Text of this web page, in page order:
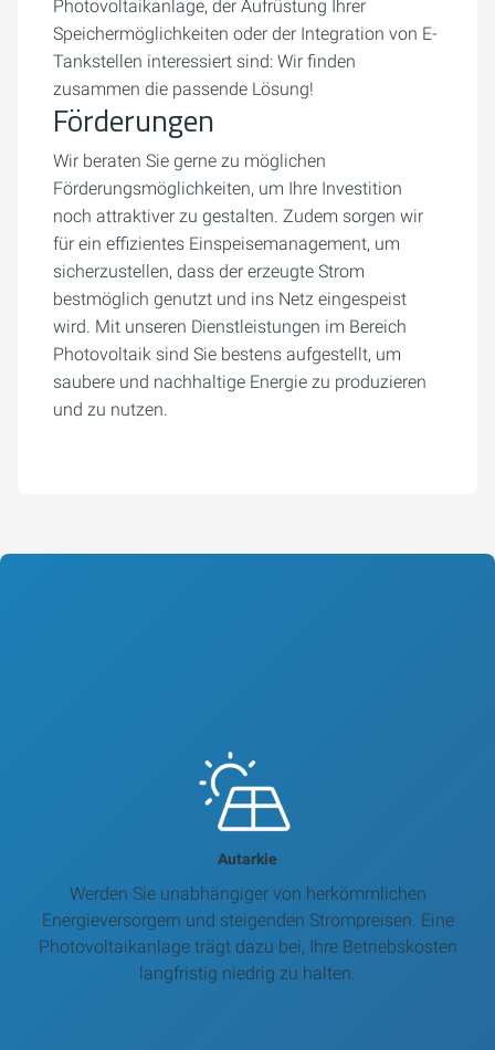
Photovoltaikanlage, der Aufrüstung Ihrer
Speichermöglichkeiten oder der Integration von E-
Tankstellen interessiert sind: Wir finden
zusammen die passende Lösung!
Förderungen
Wir beraten Sie gerne zu möglichen
Förderungsmöglichkeiten, um Ihre Investition
noch attraktiver zu gestalten. Zudem sorgen wir
für ein effizientes Einspeisemanagement, um
sicherzustellen, dass der erzeugte Strom
bestmöglich genutzt und ins Netz eingespeist
wird. Mit unseren Dienstleistungen im Bereich
Photovoltaik sind Sie bestens aufgestellt, um
saubere und nachhaltige Energie zu produzieren
und zu nutzen.
Autarkie
Werden Sie unabhängiger von herkömmlichen
Energieversorgern und steigenden Strompreisen. Eine
Photovoltaikanlage trägt dazu bei, Ihre Betriebskosten
langfristig niedrig zu halten.